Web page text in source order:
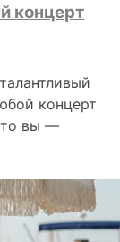
концерт
концерт
вы —